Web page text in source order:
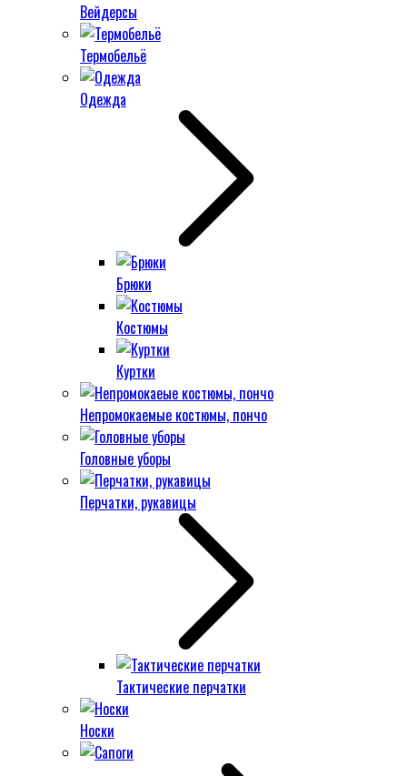
Вейдерсы
Термобельё
Одежда
Брюки
Костюмы
Куртки
Непромокаемые костюмы, пончо
Головные уборы
Перчатки, рукавицы
Тактические перчатки
Носки